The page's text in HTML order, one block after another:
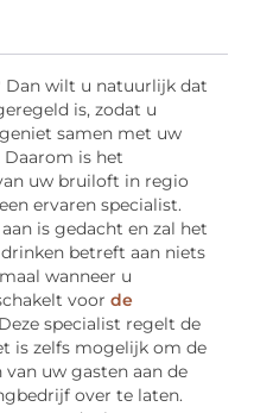
Dan wilt u natuurlijk dat
is, zodat u
samen met uw
Daarom is het
uw bruiloft in regio
ervaren specialist.
is gedacht en zal het
betreft aan niets
wanneer u
voorde
specialist regelt de
is zelfs mogelijk om de
uw gasten aan de
over te laten.